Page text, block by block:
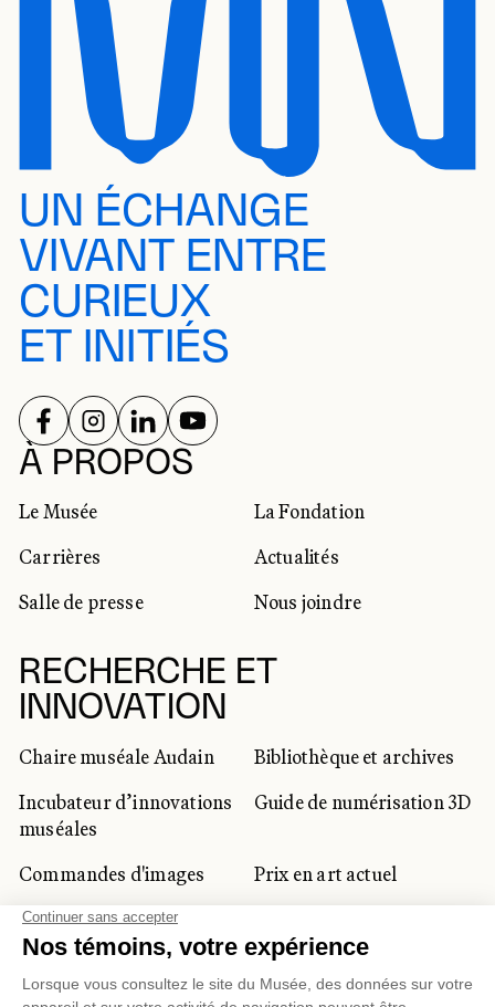
UN ÉCHANGE
VIVANT ENTRE
CURIEUX
ET INITIÉS
À PROPOS
Le Musée
La Fondation
Carrières
Actualités
Salle de presse
Nous joindre
RECHERCHE ET
INNOVATION
Chaire muséale Audain
Bibliothèque et archives
Incubateur d’innovations
muséales
Guide de numérisation 3D
Commandes d'images
Prix en art actuel
Prix Lynne-Cohen
CLIENTÈLE CORPORATIVE
RÉSEAUX SOCIAUX
SUIVEZ-NOUS SUR
SUIVEZ-NOUS SUR
SUIVEZ-NOUS SUR
SUIVEZ-NOUS SUR